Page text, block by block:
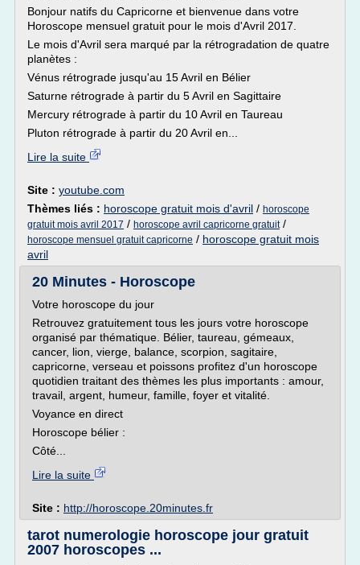
Bonjour natifs du Capricorne et bienvenue dans votre
Horoscope mensuel gratuit pour le mois d'Avril 2017.
Le mois d'Avril sera marqué par la rétrogradation de quatre
planètes :
Vénus rétrograde jusqu'au 15 Avril en Bélier
Saturne rétrograde à partir du 5 Avril en Sagittaire
Mercury rétrograde à partir du 10 Avril en Taureau
Pluton rétrograde à partir du 20 Avril en...
Lire la suite
Site : youtube.com
Thèmes liés : horoscope gratuit mois d'avril / horoscope
gratuit mois avril 2017 / horoscope avril capricorne gratuit/
horoscope mensuel gratuit capricorne / horoscope gratuit mois
avril
20 Minutes - Horoscope
Votre horoscope du jour
Retrouvez gratuitement tous les jours votre horoscope
organisé par thématique. Bélier, taureau, gémeaux,
cancer, lion, vierge, balance, scorpion, sagitaire,
capricorne, verseau et poissons profitez d'un horoscope
quotidien traitant des thèmes les plus importants : amour,
travail, argent, humeur, famille, foyer et vitalité.
Voyance en direct
Horoscope bélier :
Côté...
Lire la suite
Site : http://horoscope.20minutes.fr
tarot numerologie horoscope jour gratuit
2007 horoscopes ...